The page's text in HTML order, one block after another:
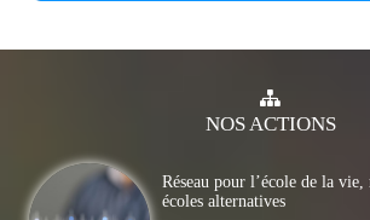
NOSACTIONS
Réseau pour l’école de la vie,
écoles alternatives